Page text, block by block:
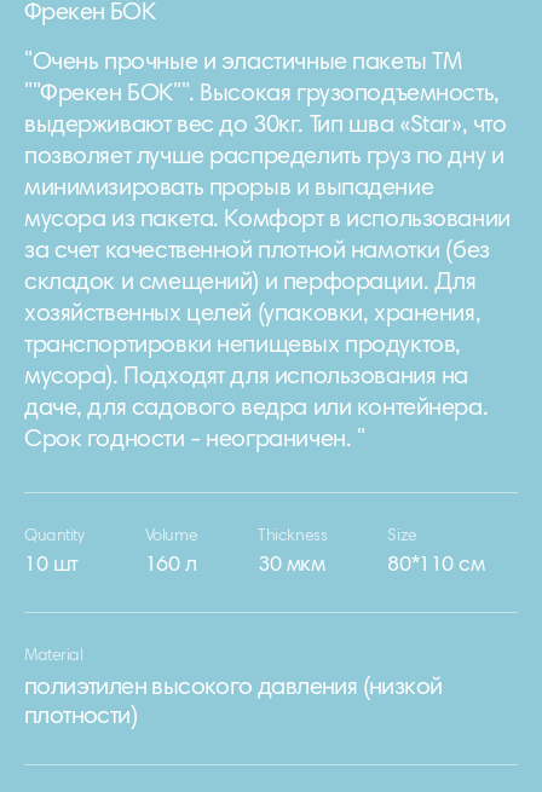
Фрекен БОК
"Очень прочные и эластичные пакеты ТМ
""Фрекен БОК"". Высокая грузоподъемность,
выдерживают вес до 30кг. Тип шва «Star», что
позволяет лучше распределить груз по дну и
минимизировать прорыв и выпадение
мусора из пакета. Комфорт в использовании
за счет качественной плотной намотки (без
складок и смещений) и перфорации. Для
хозяйственных целей (упаковки, хранения,
транспортировки непищевых продуктов,
мусора). Подходят для использования на
даче, для садового ведра или контейнера.
Срок годности - неограничен. "
Quantity
10 шт
Volume
160 л
Thickness
30 мкм
Size
80*110 см
Material
полиэтилен высокого давления (низкой
плотности)